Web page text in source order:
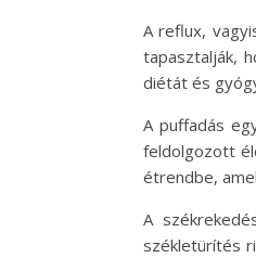
A reflux,
tapasztalják,
diétát és
A puffadás
feldolgozott
étrendbe,
A
székletürítés